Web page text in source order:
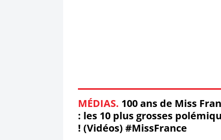
MÉDIAS. 100 ans de Miss
: les 10 plus grosses
! (Vidéos) #MissFrance